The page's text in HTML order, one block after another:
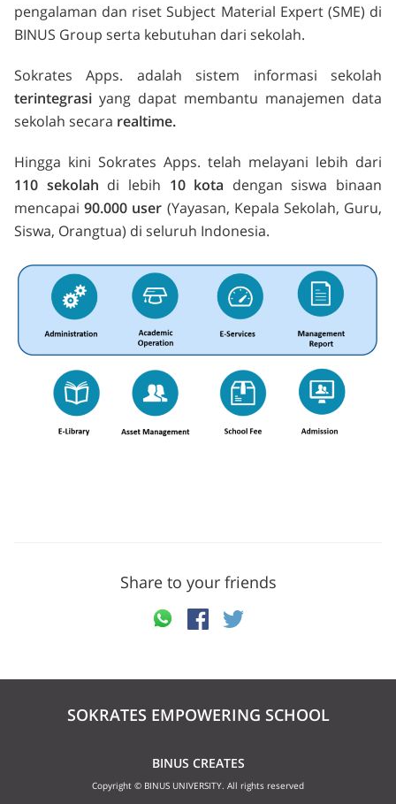
pengalaman dan riset Subject Material Expert (SME) di
BINUS Group serta kebutuhan dari sekolah.
Sokrates Apps. adalah sistem informasi sekolah
terintegrasi yang dapat membantu manajemen data
sekolah secara realtime.
Hingga kini Sokrates Apps. telah melayani lebih dari
110 sekolah di lebih 10 kota dengan siswa binaan
mencapai90.000 user (Yayasan, Kepala Sekolah, Guru,
Siswa, Orangtua) di seluruh Indonesia.
Share to your friends
SOKRATES EMPOWERING SCHOOL
BINUS CREATES
Copyright © BINUS UNIVERSITY. All rights reserved